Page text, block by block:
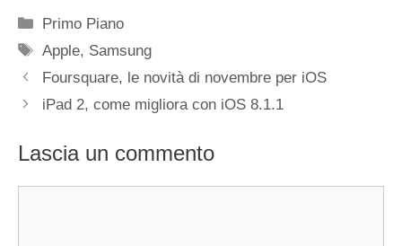
Categorie
Primo Piano
Tag
Apple, Samsung
Foursquare, le novità di novembre per iOS
iPad 2, come migliora con iOS 8.1.1
Lascia un commento